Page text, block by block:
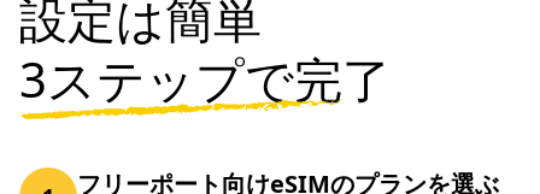
設定は簡単
3ステップで完了
フリーポート向けeSIMのプランを選ぶ